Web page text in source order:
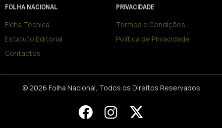
FOLHA NACIONAL
Ficha Técnica
Estatuto Editorial
Contactos
PRIVACIDADE
Termos e Condições
Política de Privacidade
© 2026 Folha Nacional, Todos os Direitos Reservados